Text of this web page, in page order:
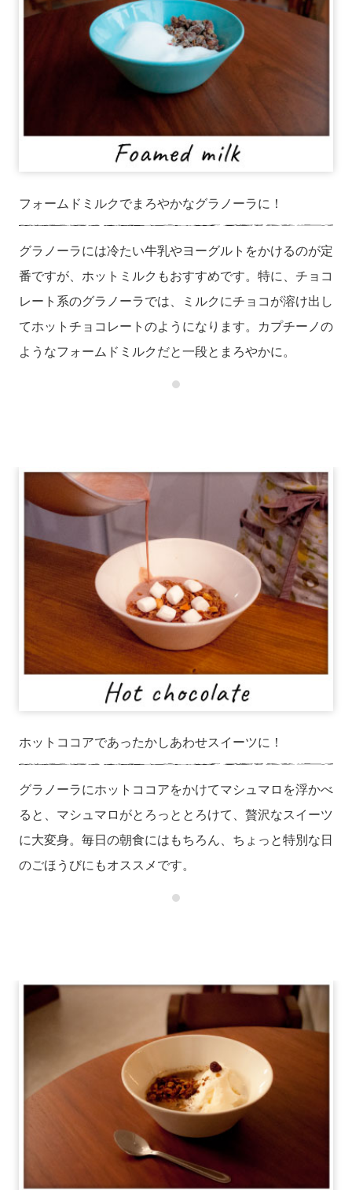
フォームドミルクでまろやかなグラノーラに！
グラノーラには冷たい牛乳やヨーグルトをかけるのが定
番ですが、ホットミルクもおすすめです。特に、チョコ
レート系のグラノーラでは、ミルクにチョコが溶け出し
てホットチョコレートのようになります。カプチーノの
ようなフォームドミルクだと一段とまろやかに。
ホットココアであったかしあわせスイーツに！
グラノーラにホットココアをかけてマシュマロを浮かべ
ると、マシュマロがとろっととろけて、贅沢なスイーツ
に大変身。毎日の朝食にはもちろん、ちょっと特別な日
のごほうびにもオススメです。